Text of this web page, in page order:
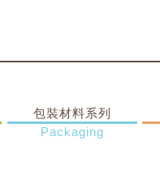
包裝材料系列
Packaging